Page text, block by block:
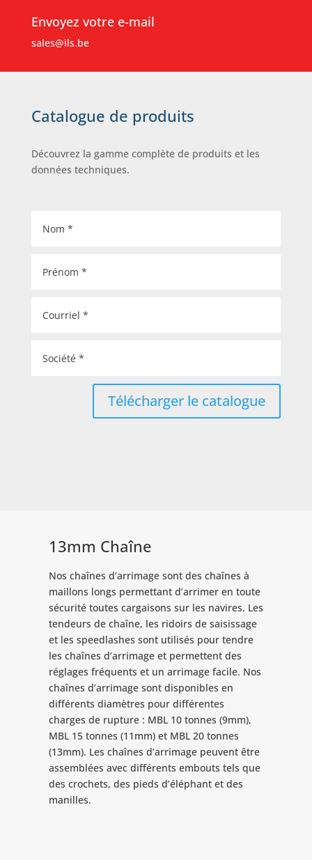
Envoyez votre e-mail
sales@ils.be
Catalogue de produits
Découvrez la gamme complète de produits et les
données techniques.
Télécharger le catalogue
13mm Chaîne
Nos chaînes d’arrimage sont des chaînes à
maillons longs permettant d’arrimer en toute
sécurité toutes cargaisons sur les navires. Les
tendeurs de chaîne, les ridoirs de saisissage
et les speedlashes sont utilisés pour tendre
les chaînes d’arrimage et permettent des
réglages fréquents et un arrimage facile. Nos
chaînes d’arrimage sont disponibles en
différents diamètres pour différentes
charges de rupture : MBL 10 tonnes (9mm),
MBL 15 tonnes (11mm) et MBL 20 tonnes
(13mm). Les chaînes d’arrimage peuvent être
assemblées avec différents embouts tels que
des crochets, des pieds d’éléphant et des
manilles.